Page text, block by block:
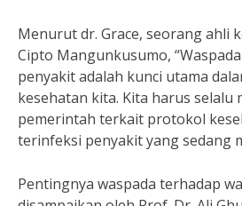
Menurut dr. Grace, seorang ahli
Cipto Mangunkusumo,
penyakit adalah kunci utama
kesehatan kita. Kita harus selalu
pemerintah terkait protokol
terinfeksi penyakit yang sedang
Pentingnya waspada terhadap